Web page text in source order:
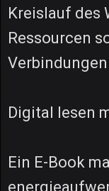
Kreislauf des
Ressourcen
Digital lesen
Ein E-Book